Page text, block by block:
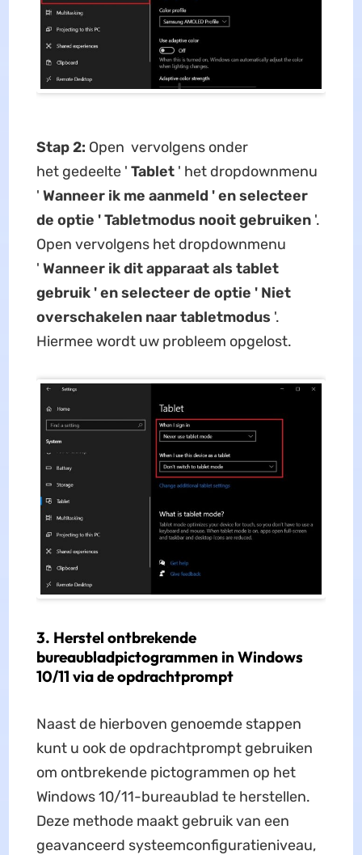
Stap 2: Open vervolgens onder
het gedeelte ' Tablet' het dropdownmenu
' Wanneer ik me aanmeld ' en selecteer
de optie 'Tabletmodus nooit gebruiken'.
Open vervolgens het dropdownmenu
' Wanneer ik dit apparaat als tablet
gebruik ' en selecteer de optie ' Niet
overschakelen naar tabletmodus '.
Hiermee wordt uw probleem opgelost.
3. Herstel ontbrekende
bureaubladpictogrammen in Windows
10/11 via de opdrachtprompt
Naast de hierboven genoemde stappen
kunt u ook de opdrachtprompt gebruiken
om ontbrekende pictogrammen op het
Windows 10/11-bureaublad te herstellen.
Deze methode maakt gebruik van een
geavanceerd systeemconfiguratieniveau,